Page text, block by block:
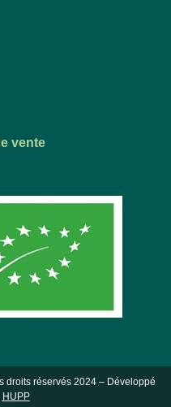
vente
droits réservés 2024 – Développé
HUPP